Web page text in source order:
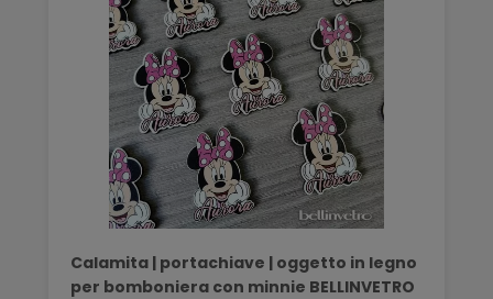
Calamita | portachiave | oggetto in legno
per bomboniera con minnie BELLINVETRO